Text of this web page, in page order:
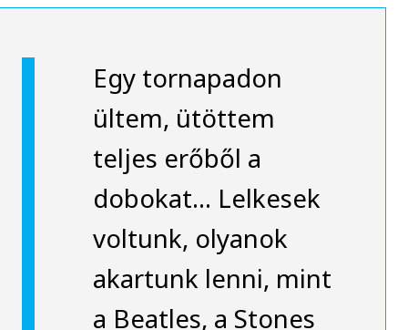
Egy tornapadon
ültem, ütöttem
teljes erőből a
dobokat... Lelkesek
voltunk, olyanok
akartunk lenni, mint
a Beatles, a Stones